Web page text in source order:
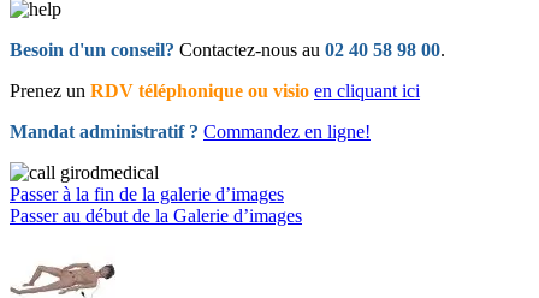
Besoin d'un conseil? Contactez-nous au 02 40 58 98 00.
Prenez un RDV téléphonique ou visio en cliquant ici
Mandat administratif ? Commandez en ligne!
Passer à la fin de la galerie d’images
Passer au début de la Galerie d’images